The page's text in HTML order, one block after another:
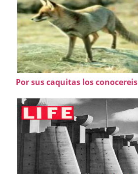
Por sus caquitas los conocereis